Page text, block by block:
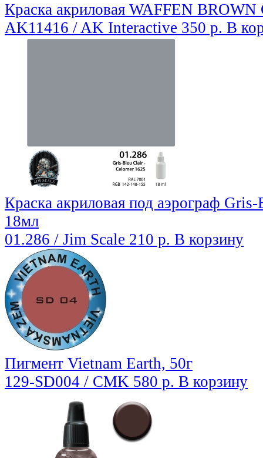
Краска акриловая WAFFEN
AK11416 / AK Interactive 350 р. В
Краска акриловая под аэрограф
18мл
01.286 / Jim Scale 210 р. В корзину
Пигмент Vietnam Earth, 50г
129-SD004 / CMK 580 р. В корзину